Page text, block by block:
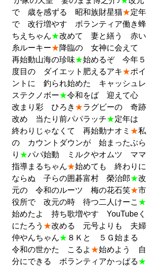
で　歳を感ずる　昭和族財星猫★定年
で　改行増やす　ボランティア働き蜂
ちえちゃん★改めて　妻と繕う　赤い
糸ルーキー★降臨の　女神に会えて
再始動山海の珍味★始めるぞ　今年５
度目の　ダイエット肥えるアキ★ポイ
ントに　釣られ始めた　キャッシュレ
ステクノボー★令和をば　迎えて心
改まり彩　ひろき ★ラグビーの　奇跡
改め　当たり前パパラッチ★定年は
終わりじゃなくて　再始動ナオミ ★私
の　カウントダウンが　始まったぶら
り ★パパ始動　ミルクやオムツ　ママ
指導まるちゃん★始めても　終わりに
ならぬ　子らの囲碁富村　榮治郎★改
元の　令和のルーツ　梅の花石笑★市
役所で　改元の時　待つ二人けーこ ★
始めたよ　持ち歌増やす　YouTubeく
にたろう ★改める　元号よりも　夫婦
仲やんちゃん★ ８Ｋと　５Ｇ始まる
令和の世かた　こるよ ★始めよう　自
分にできる　ボランティアかっぱる★